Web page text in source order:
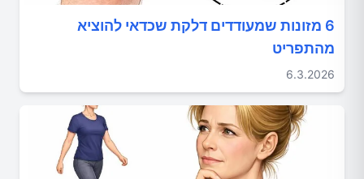
6 מזונות שמעודדים דלקת שכדאי להוציא
מהתפריט
6.3.2026